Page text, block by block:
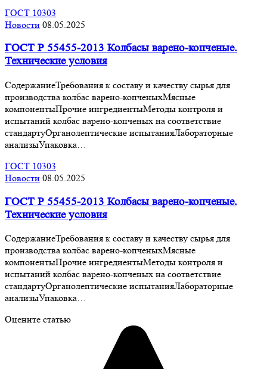
ГОСТ 10303
Новости 08.05.2025
ГОСТ Р 55455-2013 Колбасы варено-копченые.
Технические условия
СодержаниеТребования к составу и качеству сырья для
производства колбас варено-копченыхМясные
компонентыПрочие ингредиентыМетоды контроля и
испытаний колбас варено-копченых на соответствие
стандартуОрганолептические испытанияЛабораторные
анализыУпаковка…
ГОСТ 10303
Новости 08.05.2025
ГОСТ Р 55455-2013 Колбасы варено-копченые.
Технические условия
СодержаниеТребования к составу и качеству сырья для
производства колбас варено-копченыхМясные
компонентыПрочие ингредиентыМетоды контроля и
испытаний колбас варено-копченых на соответствие
стандартуОрганолептические испытанияЛабораторные
анализыУпаковка…
Оцените статью